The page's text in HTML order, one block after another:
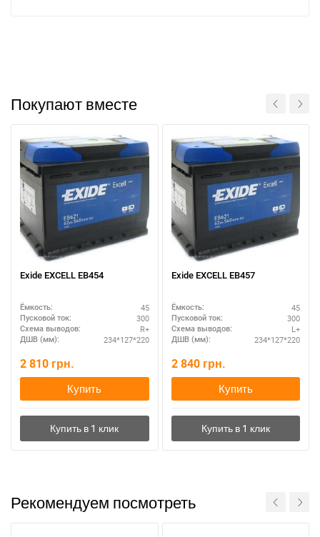
Покупают вместе
Exide EXCELL EB454
Ёмкость: 45
Пусковой ток: 300
Схема выводов: R+
ДШВ (мм): 234*127*220
2 810 грн.
Купить
Exide EXCELL EB457
Ёмкость: 45
Пусковой ток: 300
Схема выводов: L+
ДШВ (мм): 234*127*220
2 840 грн.
Купить
Рекомендуем посмотреть